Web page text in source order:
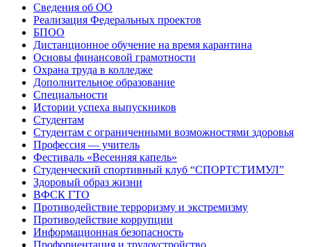
Сведения об ОО
Реализация Федеральных проектов
БПОО
Дистанционное обучение на время карантина
Основы финансовой грамотности
Охрана труда в колледже
Дополнительное образование
Специальности
Истории успеха выпускников
Студентам
Студентам с ограниченными возможностями здоровья
Профессия — учитель
Фестиваль «Весенняя капель»
Студенческий спортивный клуб “СПОРТСТИМУЛ”
Здоровый образ жизни
ВФСК ГТО
Противодействие терроризму и экстремизму
Противодействие коррупции
Информационная безопасность
Профориентация и трудоустройство